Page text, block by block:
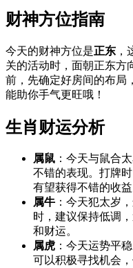
财神方位指南
今天的财神方位是正东
关的活动时，面朝正东方
前，先确定好房间的布局
能助你手气更旺哦！
生肖财运分析
属鼠 ：今天与鼠合
不错的表现。打牌
有望获得不错的收益
属牛 ：今天犯太岁
时，建议保持低调
和财运。
属虎 ：今天运势平
可以积极寻找机会